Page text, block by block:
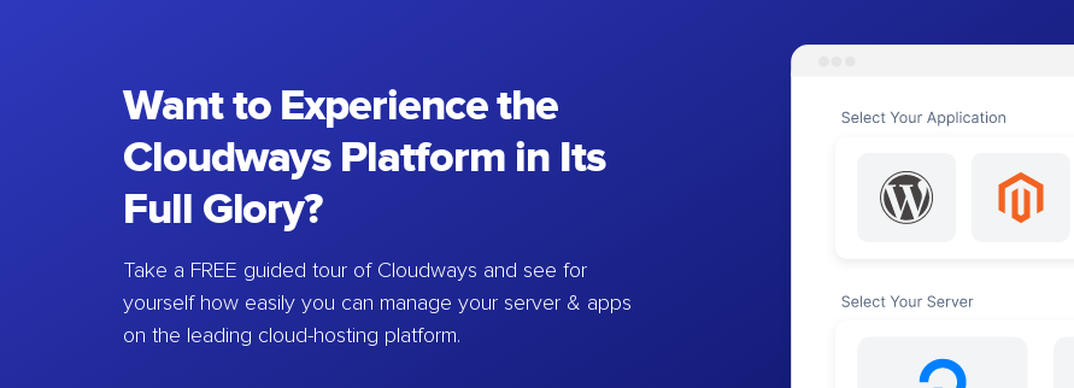
Want to Experience the
Cloudways Platform in Its
Full Glory?
Take a FREE guided tour of Cloudways and see for
yourself how easily you can manage your server & apps
on the leading cloud-hosting platform.